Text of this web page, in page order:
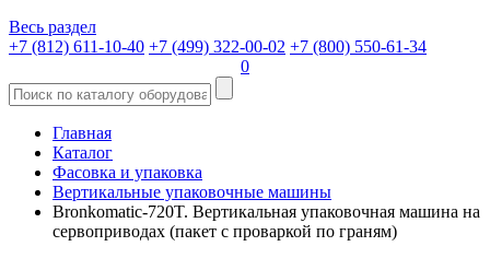
Весь раздел
+7 (812) 611-10-40 +7 (499) 322-00-02 +7 (800) 550-61-34
0
Главная
Каталог
Фасовка и упаковка
Вертикальные упаковочные машины
Bronkomatic-720T. Вертикальная упаковочная машина на
сервоприводах (пакет с проваркой по граням)